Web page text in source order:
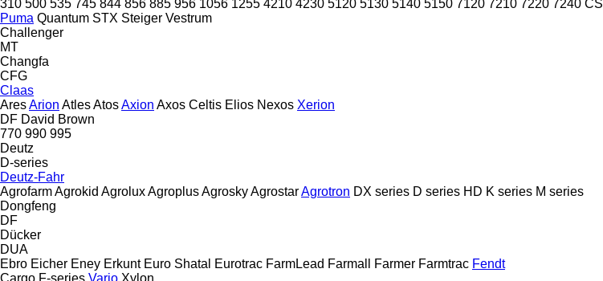
310 500 535 745 844 856 885 956 1056 1255 4210 4230 5120 5130 5140 5150 7120 7210 7220 7240 CS
Puma Quantum STX Steiger Vestrum
Challenger
MT
Changfa
CFG
Claas
AresArion AtlesAtosAxion Axos Celtis Elios Nexos Xerion
DF David Brown
770 990 995
Deutz
D-series
Deutz-Fahr
AgrofarmAgrokid AgroluxAgroplusAgroskyAgrostarAgrotron DX series D series HD K series M series
Dongfeng
DF
Dücker
DUA
Ebro Eicher Eney Erkunt Euro Shatal Eurotrac FarmLead Farmall Farmer Farmtrac Fendt
Cargo F-series Vario Xylon